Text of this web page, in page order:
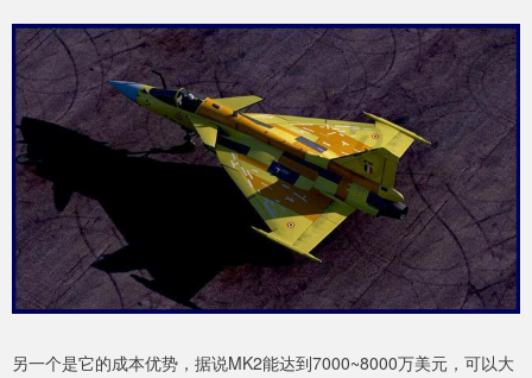
另一个是它的成本优势，据说MK2能达到7000~8000万美元，可以大